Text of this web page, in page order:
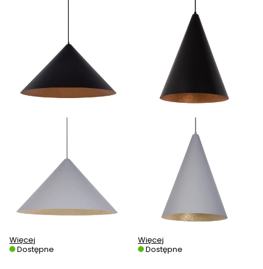
Więcej
Dostępne
Więcej
Dostępne